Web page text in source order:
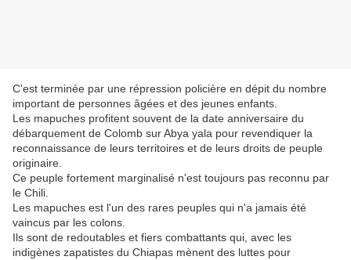
C'est terminée par une répression policière en dépit du nombre
important de personnes âgées et des jeunes enfants.
Les mapuches profitent souvent de la date anniversaire du
débarquement de Colomb sur Abya yala pour revendiquer la
reconnaissance de leurs territoires et de leurs droits de peuple
originaire.
Ce peuple fortement marginalisé n'est toujours pas reconnu par
le Chili.
Les mapuches est l'un des rares peuples qui n'a jamais été
vaincus par les colons.
Ils sont de redoutables et fiers combattants qui, avec les
indigènes zapatistes du Chiapas mènent des luttes pour